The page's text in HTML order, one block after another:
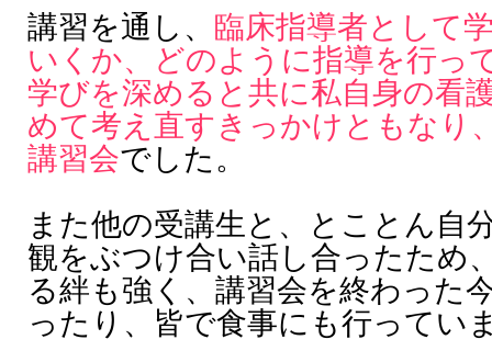
講習を通し、 臨床指導者として
いくか、どのように指導を行っ
学びを深めると共に私自身の看
めて考え直すきっかけともなり
講習会でした。
また他の受講生と、とことん自
観をぶつけ合い話し合ったため
る絆も強く、講習会を終わった
ったり、皆で食事にも行ってい